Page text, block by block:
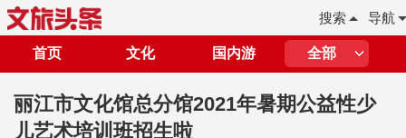
导航
搜索
首页 文化 国内游 全部
丽江市文化馆总分馆2021年暑期公益性少
儿艺术培训班招生啦